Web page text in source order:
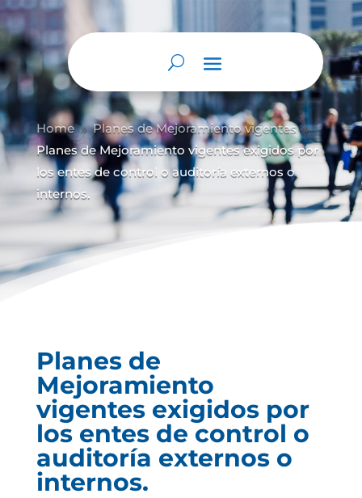
Abrir barra de herramientas
Home 9 Planes de Mejoramiento vigentes 9
Planes de Mejoramiento vigentes exigidos por
los entes de control o auditoría externos o
internos.
Planes de
Mejoramiento
vigentes exigidos por
los entes de control o
auditoría externos o
internos.